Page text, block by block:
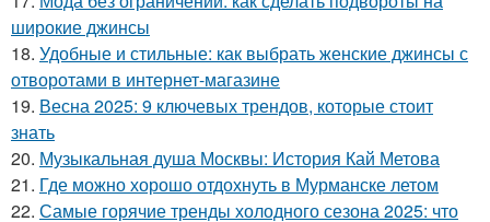
широкие джинсы
18. Удобные и стильные: как выбрать женские джинсы с
отворотами в интернет-магазине
19. Весна 2025: 9 ключевых трендов, которые стоит
знать
20. Музыкальная душа Москвы: История Кай Метова
21. Где можно хорошо отдохнуть в Мурманске летом
22. Самые горячие тренды холодного сезона 2025: что